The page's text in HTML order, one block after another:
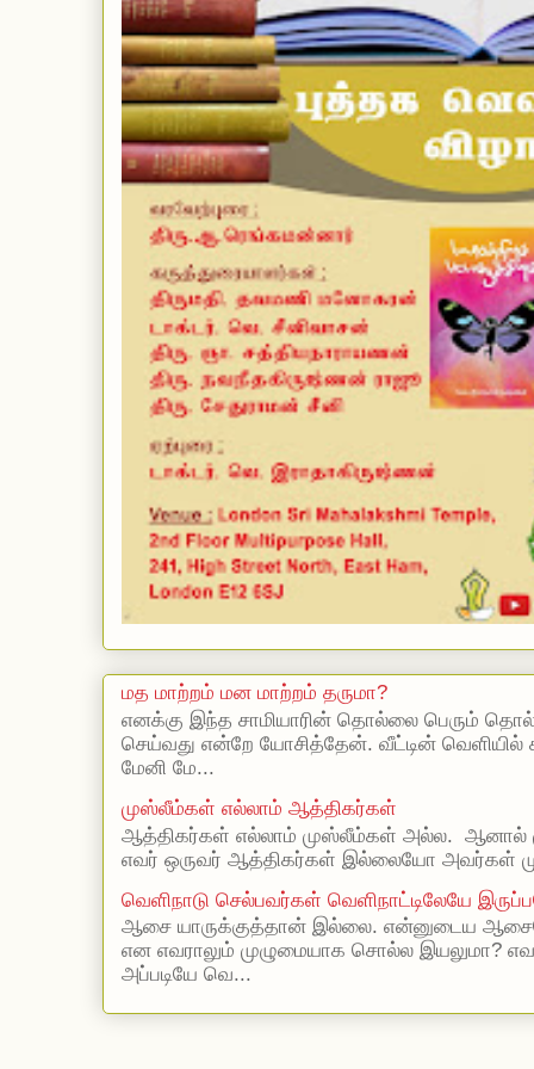
மத மாற்றம் மன மாற்றம் தருமா?
எனக்கு இந்த சாமியாரின் தொல்லை பெரும்
செய்வது என்றே யோசித்தேன். வீட்டின்
மேனி மே...
முஸ்லீம்கள் எல்லாம் ஆத்திகர்கள்
ஆத்திகர்கள் எல்லாம் முஸ்லீம்கள் அல்ல. ஆனால்
எவர் ஒருவர் ஆத்திகர்கள் இல்லையோ அவர்கள்
வெளிநாடு செல்பவர்கள் வெளிநாட்டிலேயே
ஆசை யாருக்குத்தான் இல்லை. என்னுடைய
என எவராலும் முழுமையாக சொல்ல இயலுமா?
அப்படியே வெ...